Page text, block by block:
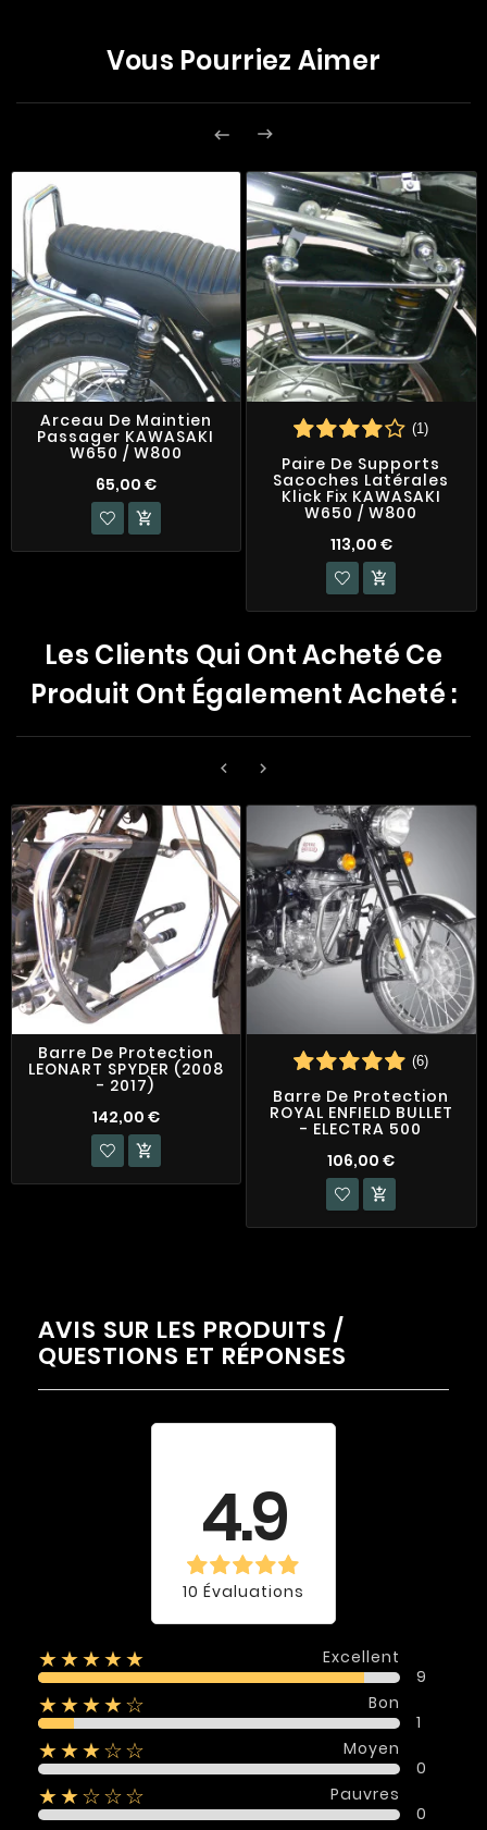
Vous Pourriez Aimer
 
Arceau De Maintien
Passager KAWASAKI
W650 / W800
65,00 €

(1)
Paire De Supports
Sacoches Latérales
Klick Fix KAWASAKI
W650 / W800
113,00 €

Les Clients Qui Ont Acheté Ce
Produit Ont Également Acheté :
 
Barre De Protection
LEONART SPYDER (2008
- 2017)
142,00 €

(6)
Barre De Protection
ROYAL ENFIELD BULLET
- ELECTRA 500
106,00 €

AVIS SUR LES PRODUITS /
QUESTIONS ET RÉPONSES
4.9
10 Évaluations
★★★★★
Excellent
9
★★★★☆
Bon
1
★★★☆☆
Moyen
0
★★☆☆☆
Pauvres
0